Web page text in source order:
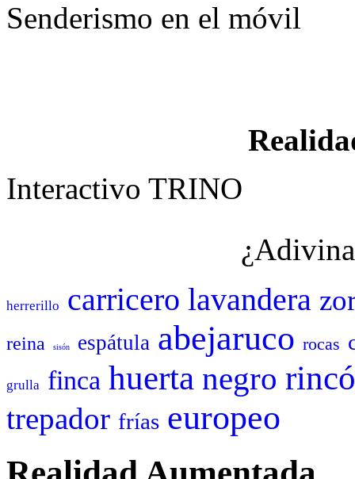
Senderismo en el móvil
Interactivo TRINO
herrerillo carricero lavandera
reina sisón espátula abejaruco rocas
grulla finca huerta negro
trepador frías europeo